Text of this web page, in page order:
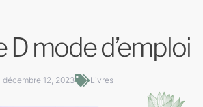
mode d’emploi
décembre 12, 2023 Livres